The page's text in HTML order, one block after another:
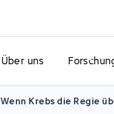
Über uns
Wenn Krebs die Regie